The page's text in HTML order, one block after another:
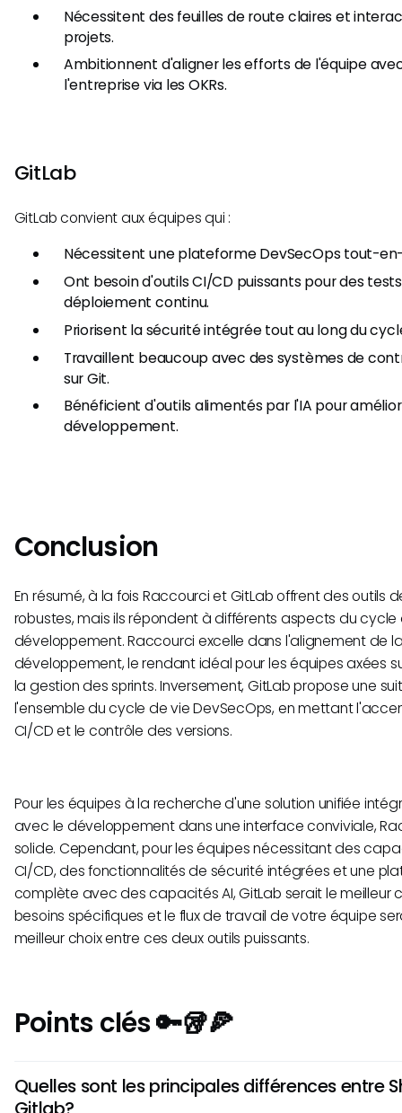
Nécessitent des feuilles de route claires et
projets.
Ambitionnent d'aligner les efforts de l'équipe
l'entreprise via les OKRs.
GitLab
GitLab convient aux équipes qui :
Nécessitent une plateforme DevSecOps tout-
Ont besoin d'outils CI/CD puissants pour des
déploiement continu.
Priorisent la sécurité intégrée tout au long du
Travaillent beaucoup avec des systèmes de
sur Git.
Bénéficient d'outils alimentés par l'IA pour
développement.
Conclusion
En résumé, à la fois Raccourci et GitLab offrent des outils
robustes, mais ils répondent à différents aspects du
développement. Raccourci excelle dans l'alignement de
développement, le rendant idéal pour les équipes axées
la gestion des sprints. Inversement, GitLab propose une
l'ensemble du cycle de vie DevSecOps, en mettant
CI/CD et le contrôle des versions.
Pour les équipes à la recherche d'une solution unifiée
avec le développement dans une interface conviviale,
solide. Cependant, pour les équipes nécessitant des
CI/CD, des fonctionnalités de sécurité intégrées et une
complète avec des capacités AI, GitLab serait le meilleur
besoins spécifiques et le flux de travail de votre équipe
meilleur choix entre ces deux outils puissants.
Points clés 🔑🥡🍕
Quelles sont les principales différences entre